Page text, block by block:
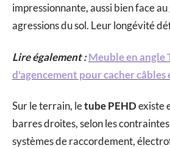
impressionnante, aussi bien face au
agressions du sol. Leur longévité
Lire également :Meuble en angle
d'agencement pour cacher câbles
Sur le terrain, letube PEHDexiste
barres droites, selon les
systèmes de raccordement,